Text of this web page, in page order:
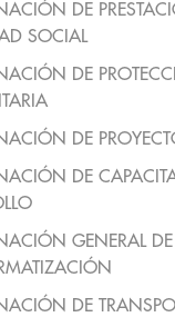
DE
SOCIAL
DE
DE
DE
GENERAL DE
DE